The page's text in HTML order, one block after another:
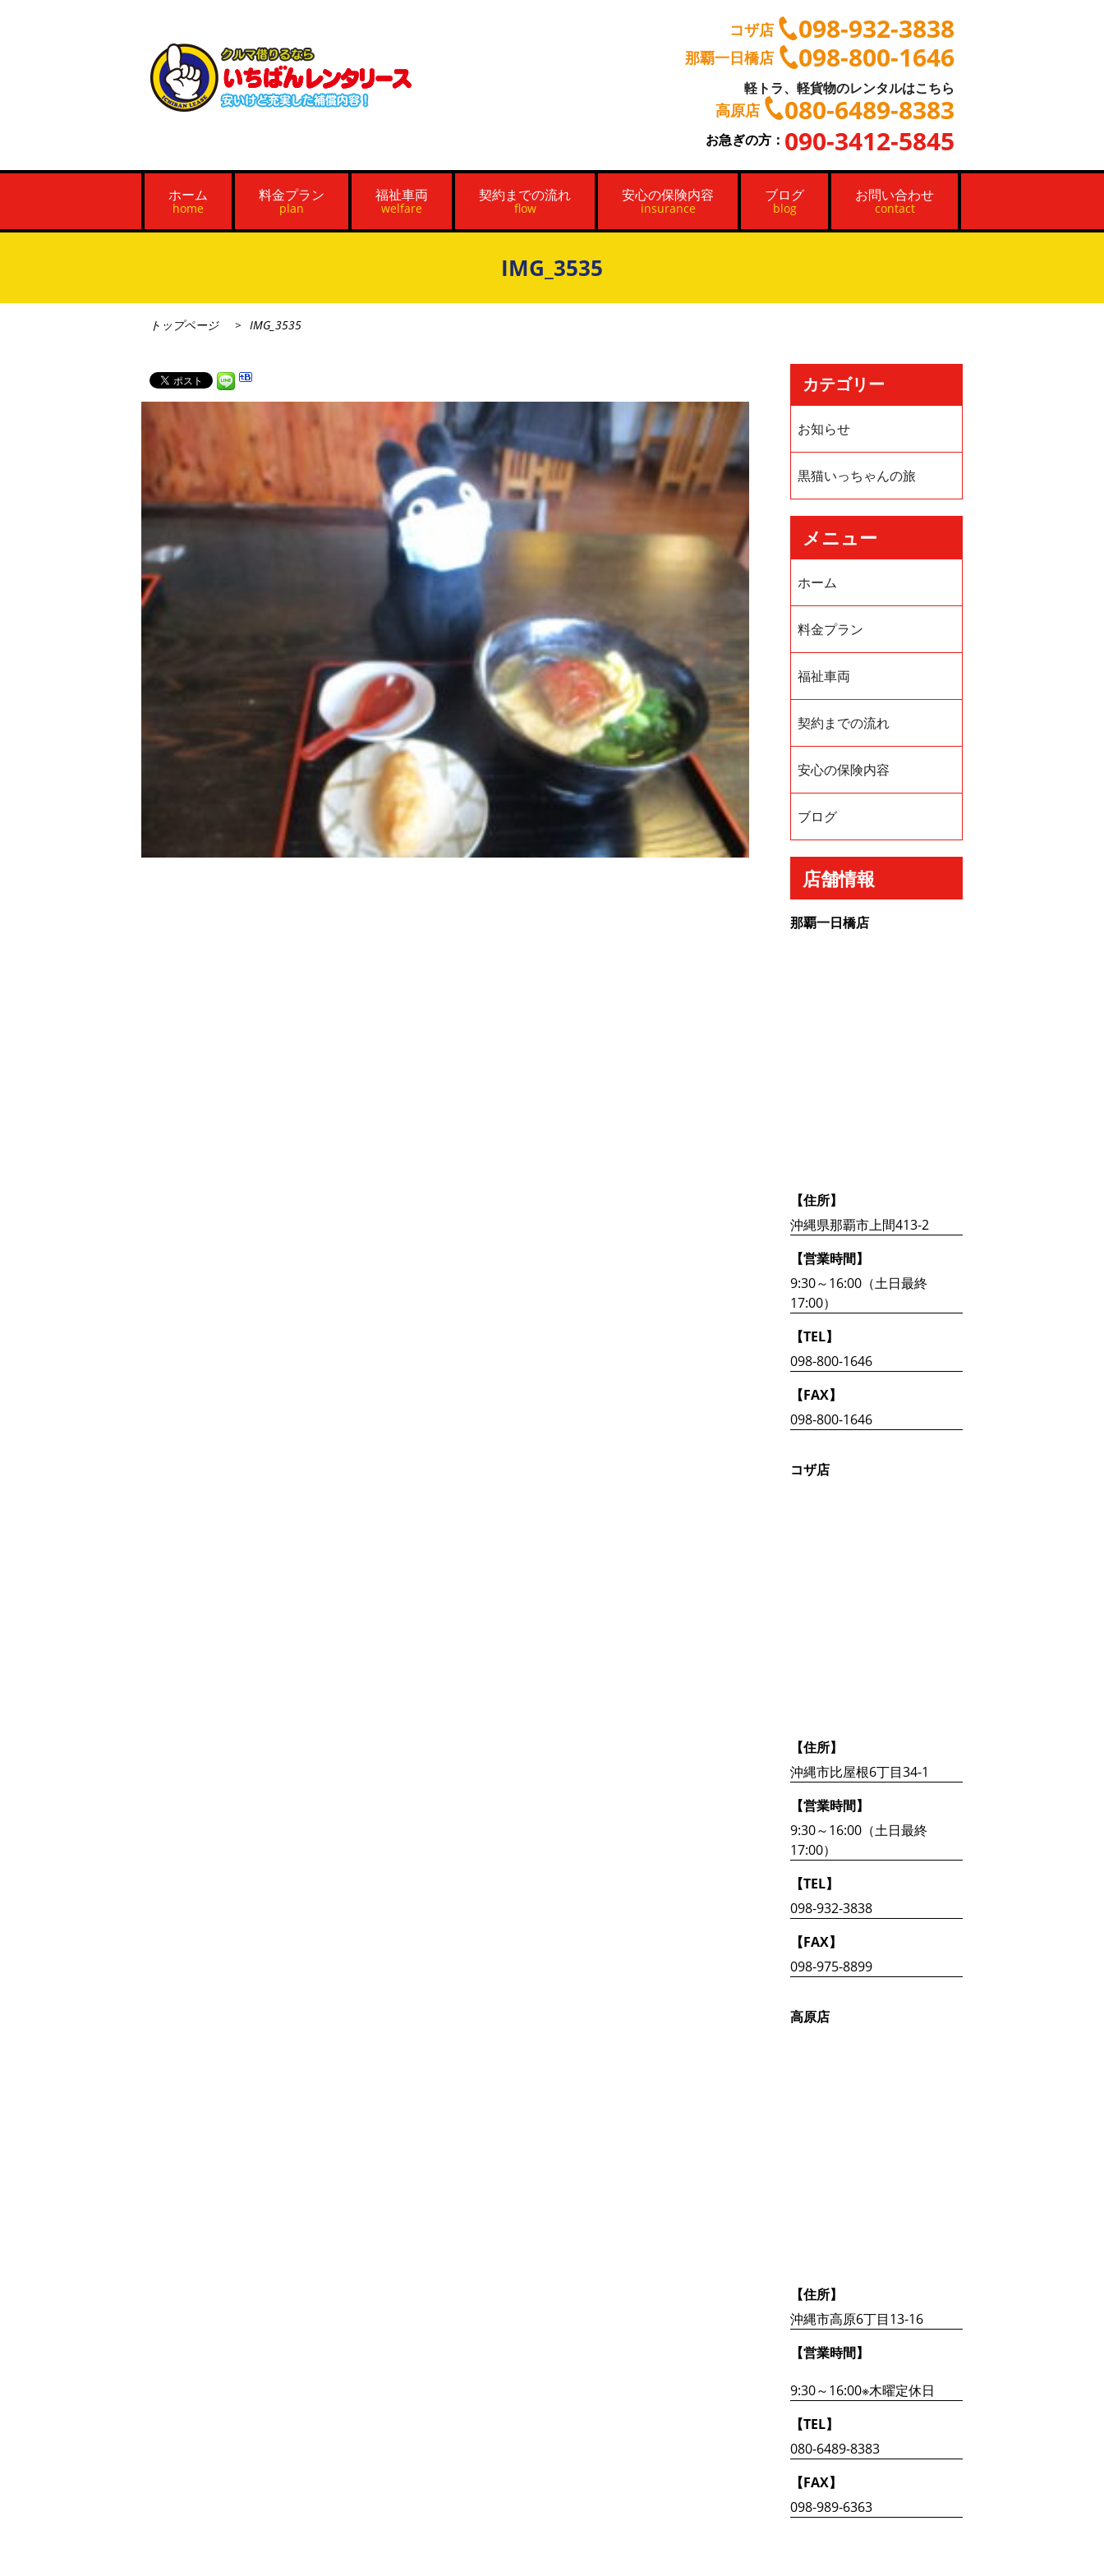
コザ店 098-932-3838
那覇一日橋店 098-800-1646
軽トラ、軽貨物のレンタルはこちら
高原店 080-6489-8383
お急ぎの方： 090-3412-5845
ホーム
home
料金プラン
plan
福祉車両
welfare
契約までの流れ
flow
安心の保険内容
insurance
ブログ
blog
お問い合わせ
contact
IMG_3535
トップページ IMG_3535
カテゴリー
お知らせ
黒猫いっちゃんの旅
メニュー
ホーム
料金プラン
福祉車両
契約までの流れ
安心の保険内容
ブログ
店舗情報
那覇一日橋店
【住所】
沖縄県那覇市上間413-2
【営業時間】
9:30～16:00（土日最終
17:00）
【TEL】
098-800-1646
【FAX】
098-800-1646
コザ店
【住所】
沖縄市比屋根6丁目34-1
【営業時間】
9:30～16:00（土日最終
17:00）
【TEL】
098-932-3838
【FAX】
098-975-8899
高原店
【住所】
沖縄市高原6丁目13-16
【営業時間】
9:30～16:00※木曜定休日
【TEL】
080-6489-8383
【FAX】
098-989-6363